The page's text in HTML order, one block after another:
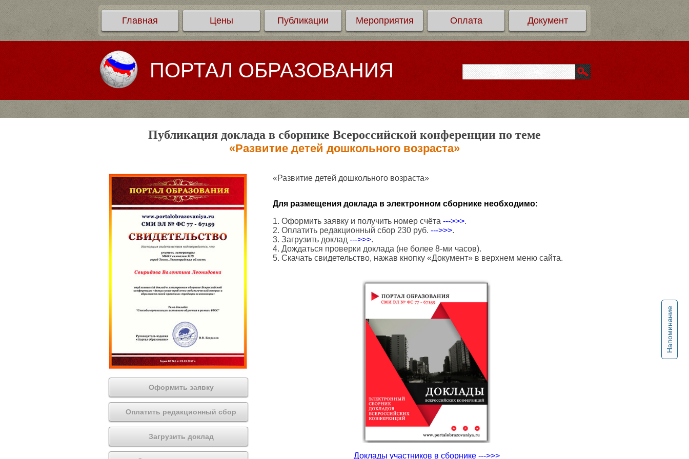
Главная Цены Публикации Мероприятия Оплата Документ
ПОРТАЛ ОБРАЗОВАНИЯ
Напоминание
Публикация доклада в сборнике Всероссийской конференции по теме
«Развитие детей дошкольного возраста»
Оформить заявку
Оплатить редакционный сбор
Загрузить доклад
«Развитие детей дошкольного возраста»
Для размещения доклада в электронном сборнике необходимо:
1. Оформить заявку и получить номер счёта --->>>.
2. Оплатить редакционный сбор 230 руб. --->>>.
3. Загрузить доклад --->>>.
4. Дождаться проверки доклада (не более 8-ми часов).
5. Скачать свидетельство, нажав кнопку «Документ» в верхнем меню сайта.
Доклады участников в сборнике --->>>